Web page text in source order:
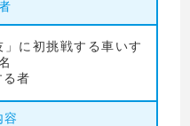
」に初挑戦する車いす
者
容